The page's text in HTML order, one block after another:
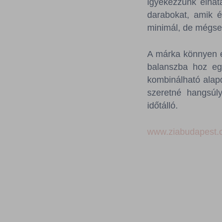
igyekezzünk
darabokat, amik
minimál, de
A márka könnyen
balanszba hoz
kombinálható
szeretné
időtálló.